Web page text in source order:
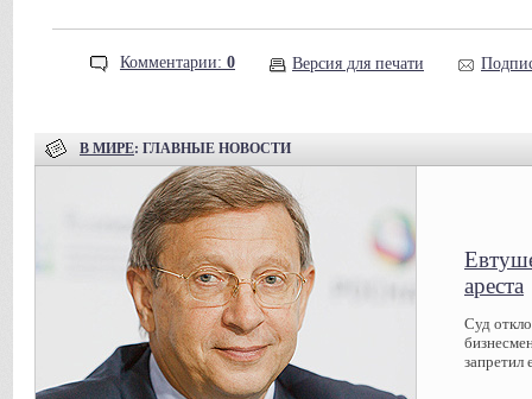
Комментарии: 0 Версия для печати
В МИРЕ: ГЛАВНЫЕ НОВОСТИ
ареста
Суд
запретил